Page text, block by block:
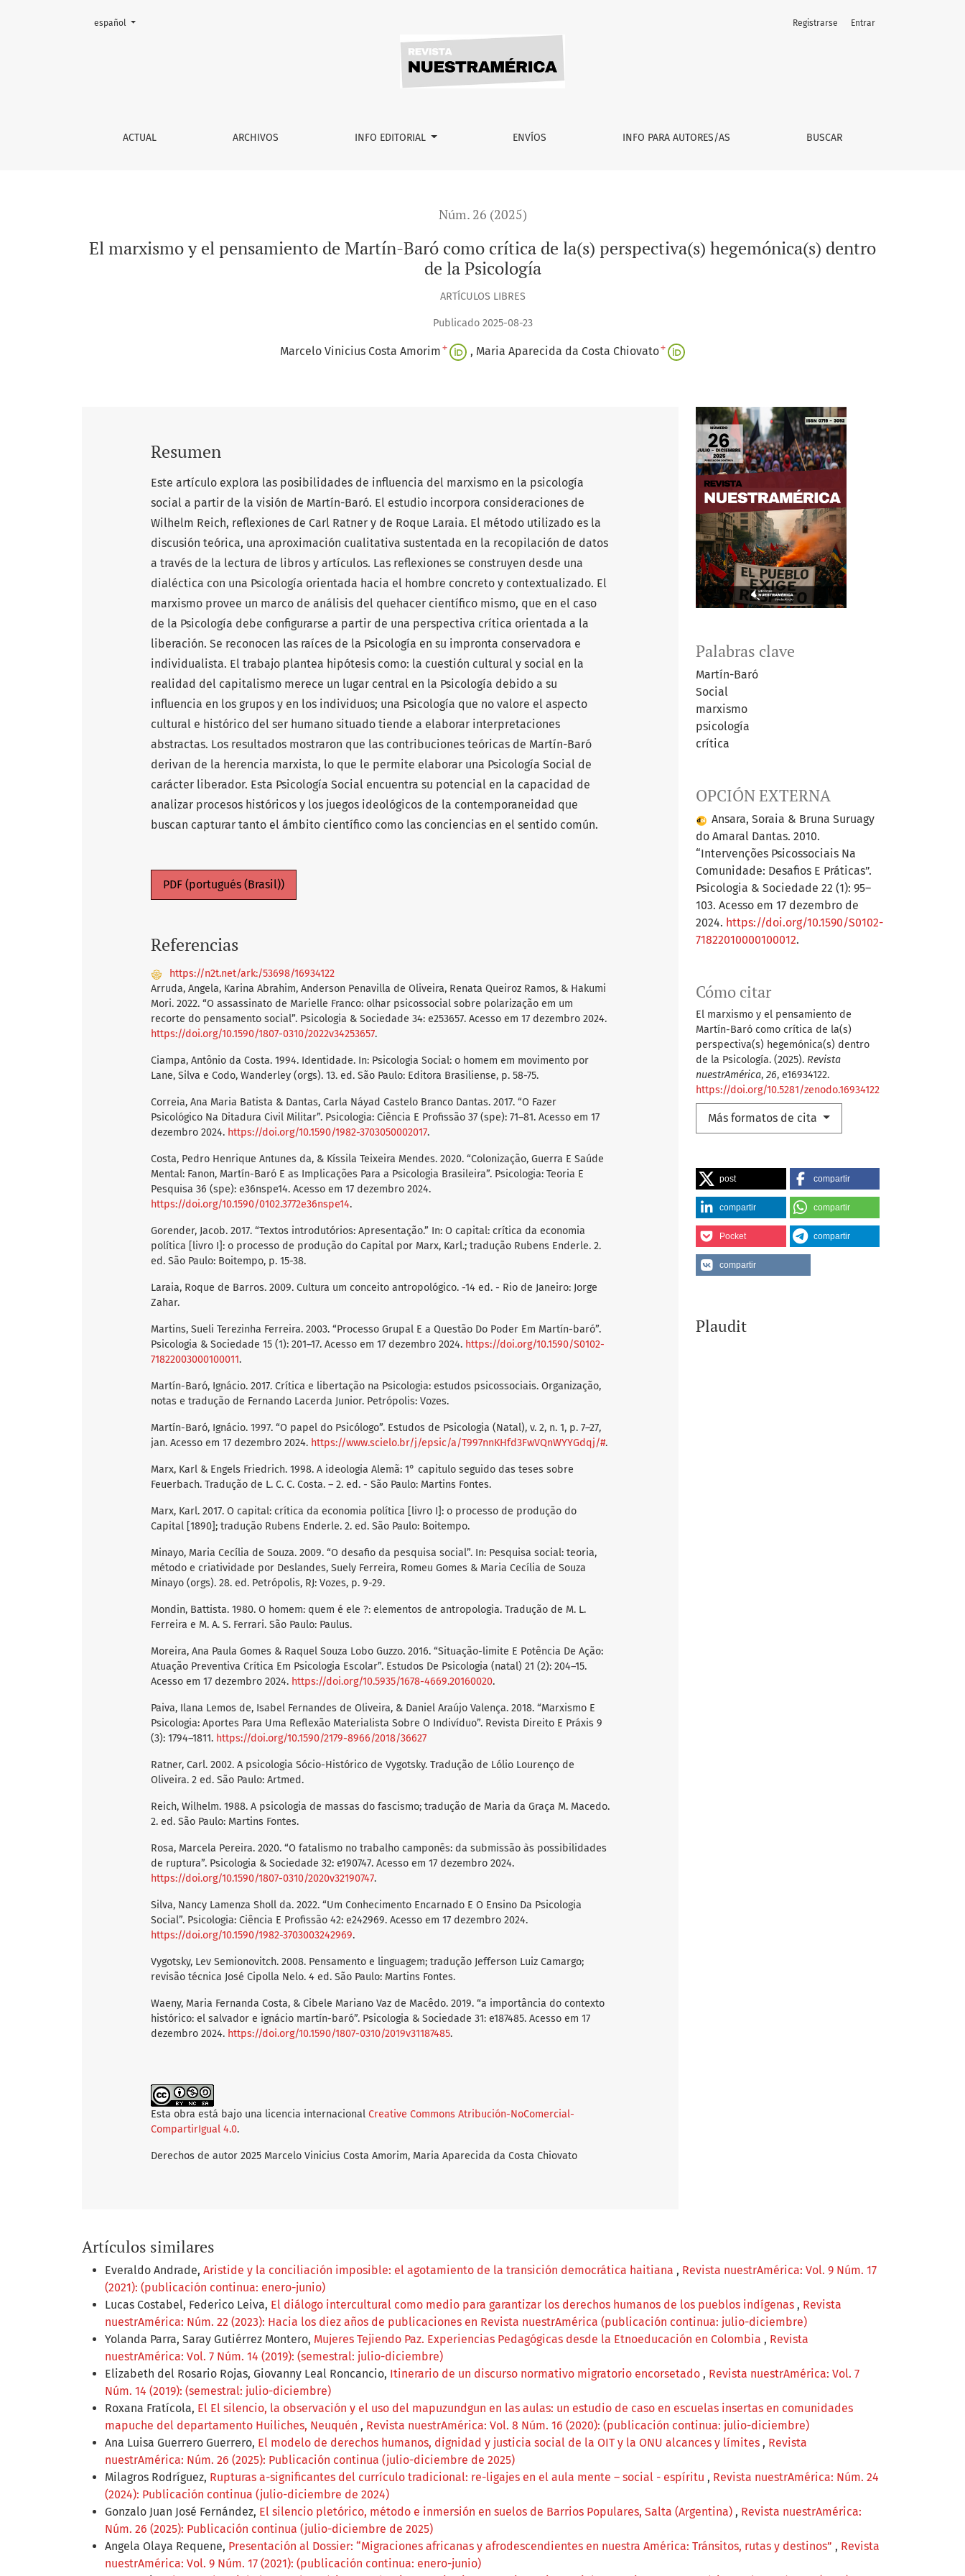
El marxismo y el pensamiento de Martín-Baró como crítica de la(s) perspectiva(s) hegemónica(s) dentro de la Psicología
ACTUAL ARCHIVOS INFO EDITORIAL ENVÍOS INFO PARA AUTORES/AS BUSCAR
Registrarse Entrar
Cambiar el idioma. El actual es:
español
Núm. 26 (2025)
El marxismo y el pensamiento de Martín-Baró como crítica de la(s) perspectiva(s) hegemónica(s) dentro
de la Psicología
ARTÍCULOS LIBRES
Publicado 2025-08-23
Marcelo Vinicius Costa Amorim + Maria Aparecida da Costa Chiovato+
Palabras clave
Martín-Baró
Social
marxismo
psicología
crítica
OPCIÓN EXTERNA
Ansara, Soraia & Bruna Suruagy
do Amaral Dantas. 2010.
“Intervenções Psicossociais Na
Comunidade: Desafios E Práticas”.
Psicologia & Sociedade 22 (1): 95–
103. Acesso em 17 dezembro de
2024. https://doi.org/10.1590/S0102-
71822010000100012.
Cómo citar
El marxismo y el pensamiento de
Martín-Baró como crítica de la(s)
perspectiva(s) hegemónica(s) dentro
de la Psicología. (2025). Revista
nuestrAmérica, 26, e16934122.
https://doi.org/10.5281/zenodo.16934122
Más formatos de cita
post compartir
compartir compartir
Pocket compartir
compartir
Plaudit
Resumen
Este artículo explora las posibilidades de influencia del marxismo en la psicología
social a partir de la visión de Martín-Baró. El estudio incorpora consideraciones de
Wilhelm Reich, reflexiones de Carl Ratner y de Roque Laraia. El método utilizado es la
discusión teórica, una aproximación cualitativa sustentada en la recopilación de datos
a través de la lectura de libros y artículos. Las reflexiones se construyen desde una
dialéctica con una Psicología orientada hacia el hombre concreto y contextualizado. El
marxismo provee un marco de análisis del quehacer científico mismo, que en el caso
de la Psicología debe configurarse a partir de una perspectiva crítica orientada a la
liberación. Se reconocen las raíces de la Psicología en su impronta conservadora e
individualista. El trabajo plantea hipótesis como: la cuestión cultural y social en la
realidad del capitalismo merece un lugar central en la Psicología debido a su
influencia en los grupos y en los individuos; una Psicología que no valore el aspecto
cultural e histórico del ser humano situado tiende a elaborar interpretaciones
abstractas. Los resultados mostraron que las contribuciones teóricas de Martín-Baró
derivan de la herencia marxista, lo que le permite elaborar una Psicología Social de
carácter liberador. Esta Psicología Social encuentra su potencial en la capacidad de
analizar procesos históricos y los juegos ideológicos de la contemporaneidad que
buscan capturar tanto el ámbito científico como las conciencias en el sentido común.
PDF (portugués (Brasil))
Referencias
https://n2t.net/ark:/53698/16934122
Arruda, Angela, Karina Abrahim, Anderson Penavilla de Oliveira, Renata Queiroz Ramos, & Hakumi
Mori. 2022. “O assassinato de Marielle Franco: olhar psicossocial sobre polarização em um
recorte do pensamento social”. Psicologia & Sociedade 34: e253657. Acesso em 17 dezembro 2024.
https://doi.org/10.1590/1807-0310/2022v34253657.
Ciampa, Antônio da Costa. 1994. Identidade. In: Psicologia Social: o homem em movimento por
Lane, Silva e Codo, Wanderley (orgs). 13. ed. São Paulo: Editora Brasiliense, p. 58-75.
Correia, Ana Maria Batista & Dantas, Carla Náyad Castelo Branco Dantas. 2017. “O Fazer
Psicológico Na Ditadura Civil Militar”. Psicologia: Ciência E Profissão 37 (spe): 71–81. Acesso em 17
dezembro 2024. https://doi.org/10.1590/1982-3703050002017.
Costa, Pedro Henrique Antunes da, & Kíssila Teixeira Mendes. 2020. “Colonização, Guerra E Saúde
Mental: Fanon, Martín-Baró E as Implicações Para a Psicologia Brasileira”. Psicologia: Teoria E
Pesquisa 36 (spe): e36nspe14. Acesso em 17 dezembro 2024.
https://doi.org/10.1590/0102.3772e36nspe14.
Gorender, Jacob. 2017. “Textos introdutórios: Apresentação.” In: O capital: crítica da economia
política [livro I]: o processo de produção do Capital por Marx, Karl.; tradução Rubens Enderle. 2.
ed. São Paulo: Boitempo, p. 15-38.
Laraia, Roque de Barros. 2009. Cultura um conceito antropológico. -14 ed. - Rio de Janeiro: Jorge
Zahar.
Martins, Sueli Terezinha Ferreira. 2003. “Processo Grupal E a Questão Do Poder Em Martín-baró”.
Psicologia & Sociedade 15 (1): 201–17. Acesso em 17 dezembro 2024. https://doi.org/10.1590/S0102-
71822003000100011.
Martín-Baró, Ignácio. 2017. Crítica e libertação na Psicologia: estudos psicossociais. Organização,
notas e tradução de Fernando Lacerda Junior. Petrópolis: Vozes.
Martín-Baró, Ignácio. 1997. “O papel do Psicólogo”. Estudos de Psicologia (Natal), v. 2, n. 1, p. 7–27,
jan. Acesso em 17 dezembro 2024. https://www.scielo.br/j/epsic/a/T997nnKHfd3FwVQnWYYGdqj/#.
Marx, Karl & Engels Friedrich. 1998. A ideologia Alemã: 1° capitulo seguido das teses sobre
Feuerbach. Tradução de L. C. C. Costa. – 2. ed. - São Paulo: Martins Fontes.
Marx, Karl. 2017. O capital: crítica da economia política [livro I]: o processo de produção do
Capital [1890]; tradução Rubens Enderle. 2. ed. São Paulo: Boitempo.
Minayo, Maria Cecília de Souza. 2009. “O desafio da pesquisa social”. In: Pesquisa social: teoria,
método e criatividade por Deslandes, Suely Ferreira, Romeu Gomes & Maria Cecília de Souza
Minayo (orgs). 28. ed. Petrópolis, RJ: Vozes, p. 9-29.
Mondin, Battista. 1980. O homem: quem é ele ?: elementos de antropologia. Tradução de M. L.
Ferreira e M. A. S. Ferrari. São Paulo: Paulus.
Moreira, Ana Paula Gomes & Raquel Souza Lobo Guzzo. 2016. “Situação-limite E Potência De Ação:
Atuação Preventiva Crítica Em Psicologia Escolar”. Estudos De Psicologia (natal) 21 (2): 204–15.
Acesso em 17 dezembro 2024. https://doi.org/10.5935/1678-4669.20160020.
Paiva, Ilana Lemos de, Isabel Fernandes de Oliveira, & Daniel Araújo Valença. 2018. “Marxismo E
Psicologia: Aportes Para Uma Reflexão Materialista Sobre O Indivíduo”. Revista Direito E Práxis 9
(3): 1794–1811. https://doi.org/10.1590/2179-8966/2018/36627
Ratner, Carl. 2002. A psicologia Sócio-Histórico de Vygotsky. Tradução de Lólio Lourenço de
Oliveira. 2 ed. São Paulo: Artmed.
Reich, Wilhelm. 1988. A psicologia de massas do fascismo; tradução de Maria da Graça M. Macedo.
2. ed. São Paulo: Martins Fontes.
Rosa, Marcela Pereira. 2020. “O fatalismo no trabalho camponês: da submissão às possibilidades
de ruptura”. Psicologia & Sociedade 32: e190747. Acesso em 17 dezembro 2024.
https://doi.org/10.1590/1807-0310/2020v32190747.
Silva, Nancy Lamenza Sholl da. 2022. “Um Conhecimento Encarnado E O Ensino Da Psicologia
Social”. Psicologia: Ciência E Profissão 42: e242969. Acesso em 17 dezembro 2024.
https://doi.org/10.1590/1982-3703003242969.
Vygotsky, Lev Semionovitch. 2008. Pensamento e linguagem; tradução Jefferson Luiz Camargo;
revisão técnica José Cipolla Nelo. 4 ed. São Paulo: Martins Fontes.
Waeny, Maria Fernanda Costa, & Cibele Mariano Vaz de Macêdo. 2019. “a importância do contexto
histórico: el salvador e ignácio martín-baró”. Psicologia & Sociedade 31: e187485. Acesso em 17
dezembro 2024. https://doi.org/10.1590/1807-0310/2019v31187485.
Esta obra está bajo una licencia internacional Creative Commons Atribución-NoComercial-
CompartirIgual 4.0.
Derechos de autor 2025 Marcelo Vinicius Costa Amorim, Maria Aparecida da Costa Chiovato
Artículos similares
Everaldo Andrade, Aristide y la conciliación imposible: el agotamiento de la transición democrática haitiana , Revista nuestrAmérica: Vol. 9 Núm. 17
(2021): (publicación continua: enero-junio)
Lucas Costabel, Federico Leiva, El diálogo intercultural como medio para garantizar los derechos humanos de los pueblos indígenas , Revista
nuestrAmérica: Núm. 22 (2023): Hacia los diez años de publicaciones en Revista nuestrAmérica (publicación continua: julio-diciembre)
Yolanda Parra, Saray Gutiérrez Montero, Mujeres Tejiendo Paz. Experiencias Pedagógicas desde la Etnoeducación en Colombia , Revista
nuestrAmérica: Vol. 7 Núm. 14 (2019): (semestral: julio-diciembre)
Elizabeth del Rosario Rojas, Giovanny Leal Roncancio, Itinerario de un discurso normativo migratorio encorsetado , Revista nuestrAmérica: Vol. 7
Núm. 14 (2019): (semestral: julio-diciembre)
Roxana Fratícola, El El silencio, la observación y el uso del mapuzundgun en las aulas: un estudio de caso en escuelas insertas en comunidades
mapuche del departamento Huiliches, Neuquén , Revista nuestrAmérica: Vol. 8 Núm. 16 (2020): (publicación continua: julio-diciembre)
Ana Luisa Guerrero Guerrero, El modelo de derechos humanos, dignidad y justicia social de la OIT y la ONU alcances y límites , Revista
nuestrAmérica: Núm. 26 (2025): Publicación continua (julio-diciembre de 2025)
Milagros Rodríguez, Rupturas a-significantes del currículo tradicional: re-ligajes en el aula mente – social - espíritu , Revista nuestrAmérica: Núm. 24
(2024): Publicación continua (julio-diciembre de 2024)
Gonzalo Juan José Fernández, El silencio pletórico, método e inmersión en suelos de Barrios Populares, Salta (Argentina) , Revista nuestrAmérica:
Núm. 26 (2025): Publicación continua (julio-diciembre de 2025)
Angela Olaya Requene, Presentación al Dossier: “Migraciones africanas y afrodescendientes en nuestra América: Tránsitos, rutas y destinos” , Revista
nuestrAmérica: Vol. 9 Núm. 17 (2021): (publicación continua: enero-junio)